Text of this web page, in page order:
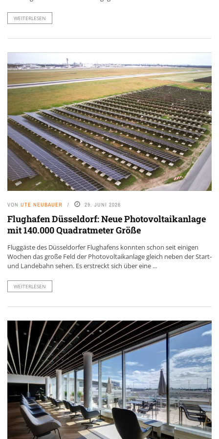
WEITERLESEN
VON UTE NEUBAUER 29. JUNI 2026
Flughafen Düsseldorf: Neue Photovoltaikanlage
mit 140.000 Quadratmeter Größe
Fluggäste des Düsseldorfer Flughafens konnten schon seit einigen
Wochen das große Feld der Photovoltaikanlage gleich neben der Start-
und Landebahn sehen. Es erstreckt sich über eine ...
WEITERLESEN